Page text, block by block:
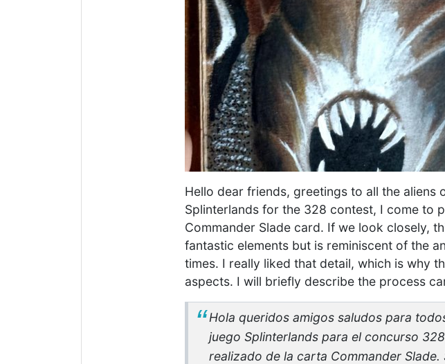
Hello dear friends, greetings to all the
Splinterlands for the 328 contest, I come to
Commander Slade card. If we look closely,
fantastic elements but is reminiscent of the
times. I really liked that detail, which is why
aspects. I will briefly describe the process
Hola queridos amigos saludos para
juego Splinterlands para el concurso
realizado de la carta Commander